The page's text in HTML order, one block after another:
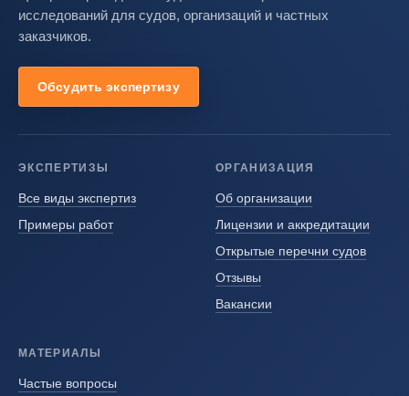
исследований для судов, организаций и частных
заказчиков.
Обсудить экспертизу
ЭКСПЕРТИЗЫ
Все виды экспертиз
Примеры работ
ОРГАНИЗАЦИЯ
Об организации
Лицензии и аккредитации
Открытые перечни судов
Отзывы
Вакансии
МАТЕРИАЛЫ
Частые вопросы